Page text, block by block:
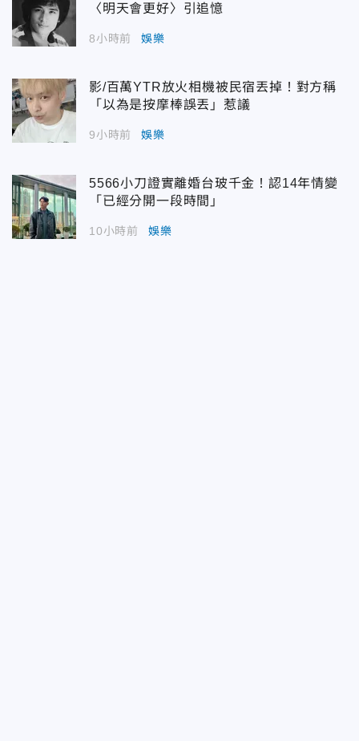
〈明天會更好〉引追憶
8小時前 娛樂
影/百萬YTR放火相機被民宿丟掉！對方稱
「以為是按摩棒誤丟」惹議
9小時前 娛樂
5566小刀證實離婚台玻千金！認14年情變
「已經分開一段時間」
10小時前 娛樂